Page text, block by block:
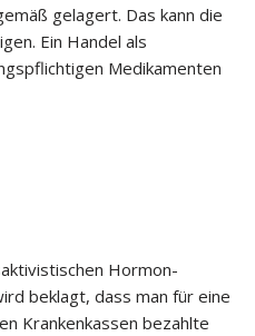
gelagert. Das kann die
Ein Handel als
Medikamenten
Hormon-
beklagt, dass man für eine
Krankenkassen bezahlte